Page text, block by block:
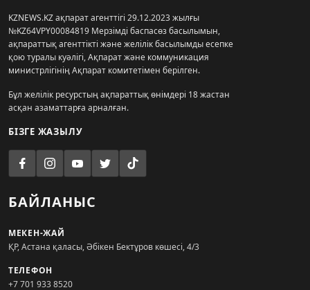
KZNEWS.KZ ақпарат агенттігі 29.12.2023 жылғы
№KZ64VPY00084819 Мерзімді баспасөз басылымын,
ақпараттық агенттікті және желілік басылымды есепке
қою туралы куәлігі, Ақпарат және коммуникация
министрлігінің Ақпарат комитетімен берілген.
Бұл желілік ресурстың ақпараттық өнімдері 18 жастан
асқан азаматтарға арналған.
БІЗГЕ ЖАЗЫЛУ
БАЙЛАНЫС
МЕКЕН-ЖАЙ
ҚР, Астана қаласы, Әбікен Бектұров көшесі, 4/3
ТЕЛЕФОН
+7 701 933 8520